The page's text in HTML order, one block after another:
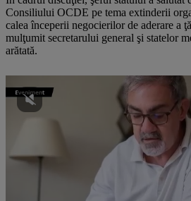
Consiliului OCDE pe tema extinderii
calea începerii negocierilor de aderare a
mulţumit secretarului general şi statelor
arătată.